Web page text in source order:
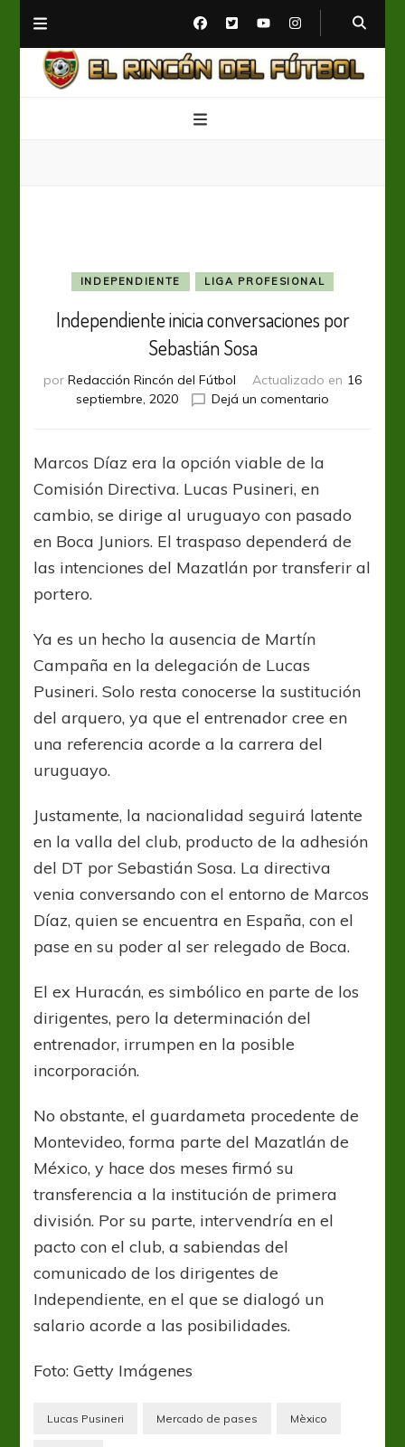
INDEPENDIENTE LIGA PROFESIONAL
Independiente inicia conversaciones por
Sebastián Sosa
por Redacción Rincón del Fútbol Actualizado en 16
septiembre, 2020
Dejá un comentario
Sosa
Marcos Díaz era la opción viable de la
Comisión Directiva. Lucas Pusineri, en
cambio, se dirige al uruguayo con pasado
en Boca Juniors. El traspaso dependerá de
las intenciones del Mazatlán por transferir al
portero.
Ya es un hecho la ausencia de Martín
Campaña en la delegación de Lucas
Pusineri. Solo resta conocerse la sustitución
del arquero, ya que el entrenador cree en
una referencia acorde a la carrera del
uruguayo.
Justamente, la nacionalidad seguirá latente
en la valla del club, producto de la adhesión
del DT por Sebastián Sosa. La directiva
venia conversando con el entorno de Marcos
Díaz, quien se encuentra en España, con el
pase en su poder al ser relegado de Boca.
El ex Huracán, es simbólico en parte de los
dirigentes, pero la determinación del
entrenador, irrumpen en la posible
incorporación.
No obstante, el guardameta procedente de
Montevideo, forma parte del Mazatlán de
México, y hace dos meses firmó su
transferencia a la institución de primera
división. Por su parte, intervendría en el
pacto con el club, a sabiendas del
comunicado de los dirigentes de
Independiente, en el que se dialogó un
salario acorde a las posibilidades.
Foto: Getty Imágenes
Lucas Pusineri Mercado de pases Mèxico